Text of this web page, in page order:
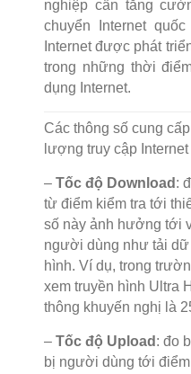
nghiệp cần tăng
chuyển Internet
Internet được phát
trong những thời
dụng Internet.
Các thông số cung
lượng truy cập
– Tốc độ Download :
từ điểm kiểm tra tới
số này ảnh hưởng tới
người dùng như tải dữ
hình. Ví dụ, trong
xem truyền hình Ultra
thông khuyến nghị là
– Tốc độ Upload : đo
bị người dùng tới